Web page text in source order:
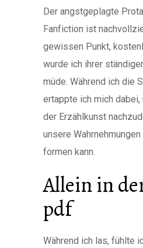
Der angstgeplagte
Fanfiction ist
gewissen Punkt,
wurde ich ihrer
müde. Während ich die
ertappte ich mich
der Erzählkunst
unsere
formen kann.
Allein in
pdf
Während ich las, fühlte